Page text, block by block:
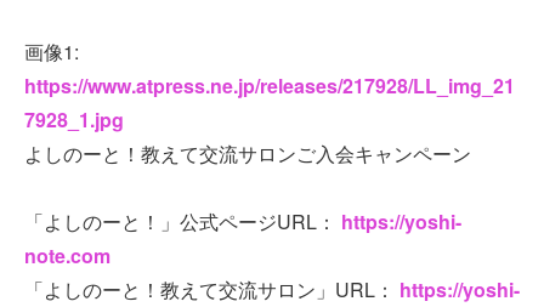
画像1:
https://www.atpress.ne.jp/releases/217928/LL_img_21
7928_1.jpg
よしのーと！教えて交流サロンご入会キャンペーン
「よしのーと！」公式ページURL： https://yoshi-
note.com
「よしのーと！教えて交流サロン」URL： https://yoshi-